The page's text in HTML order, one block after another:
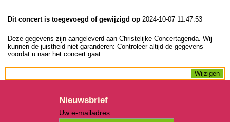
Dit concert is toegevoegd of gewijzigd op 2024-10-07 11:47:53
Deze gegevens zijn aangeleverd aan Christelijke Concertagenda. Wij
kunnen de juistheid niet garanderen: Controleer altijd de gegevens
voordat u naar het concert gaat.
Nieuwsbrief
Uw e-mailadres: